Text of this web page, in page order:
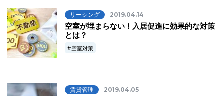
リーシング 2019.04.14
空室が埋まらない！入居促進に効果的な対策
とは？
空室対策
賃貸管理 2019.04.05